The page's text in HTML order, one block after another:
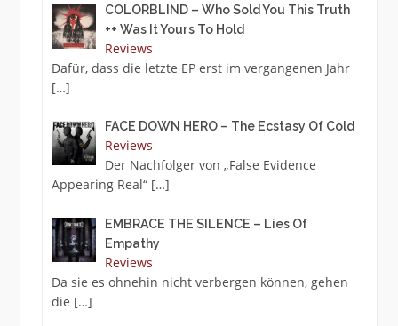
COLORBLIND – Who Sold You This Truth
++ Was It Yours To Hold
Reviews
Dafür, dass die letzte EP erst im vergangenen Jahr
[…]
FACE DOWN HERO – The Ecstasy Of Cold
Reviews
Der Nachfolger von „False Evidence
Appearing Real“ […]
EMBRACE THE SILENCE – Lies Of
Empathy
Reviews
Da sie es ohnehin nicht verbergen können, gehen
die […]